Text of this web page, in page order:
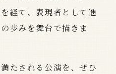
経て、表現者として進
の歩みを舞台で描きま
たされる公演を、ぜひ